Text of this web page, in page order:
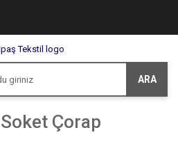
ARA
Çorap